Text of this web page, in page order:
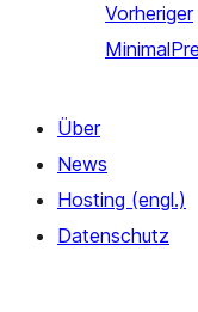
Vorheriger
Über
News
Hosting (engl.)
Datenschutz